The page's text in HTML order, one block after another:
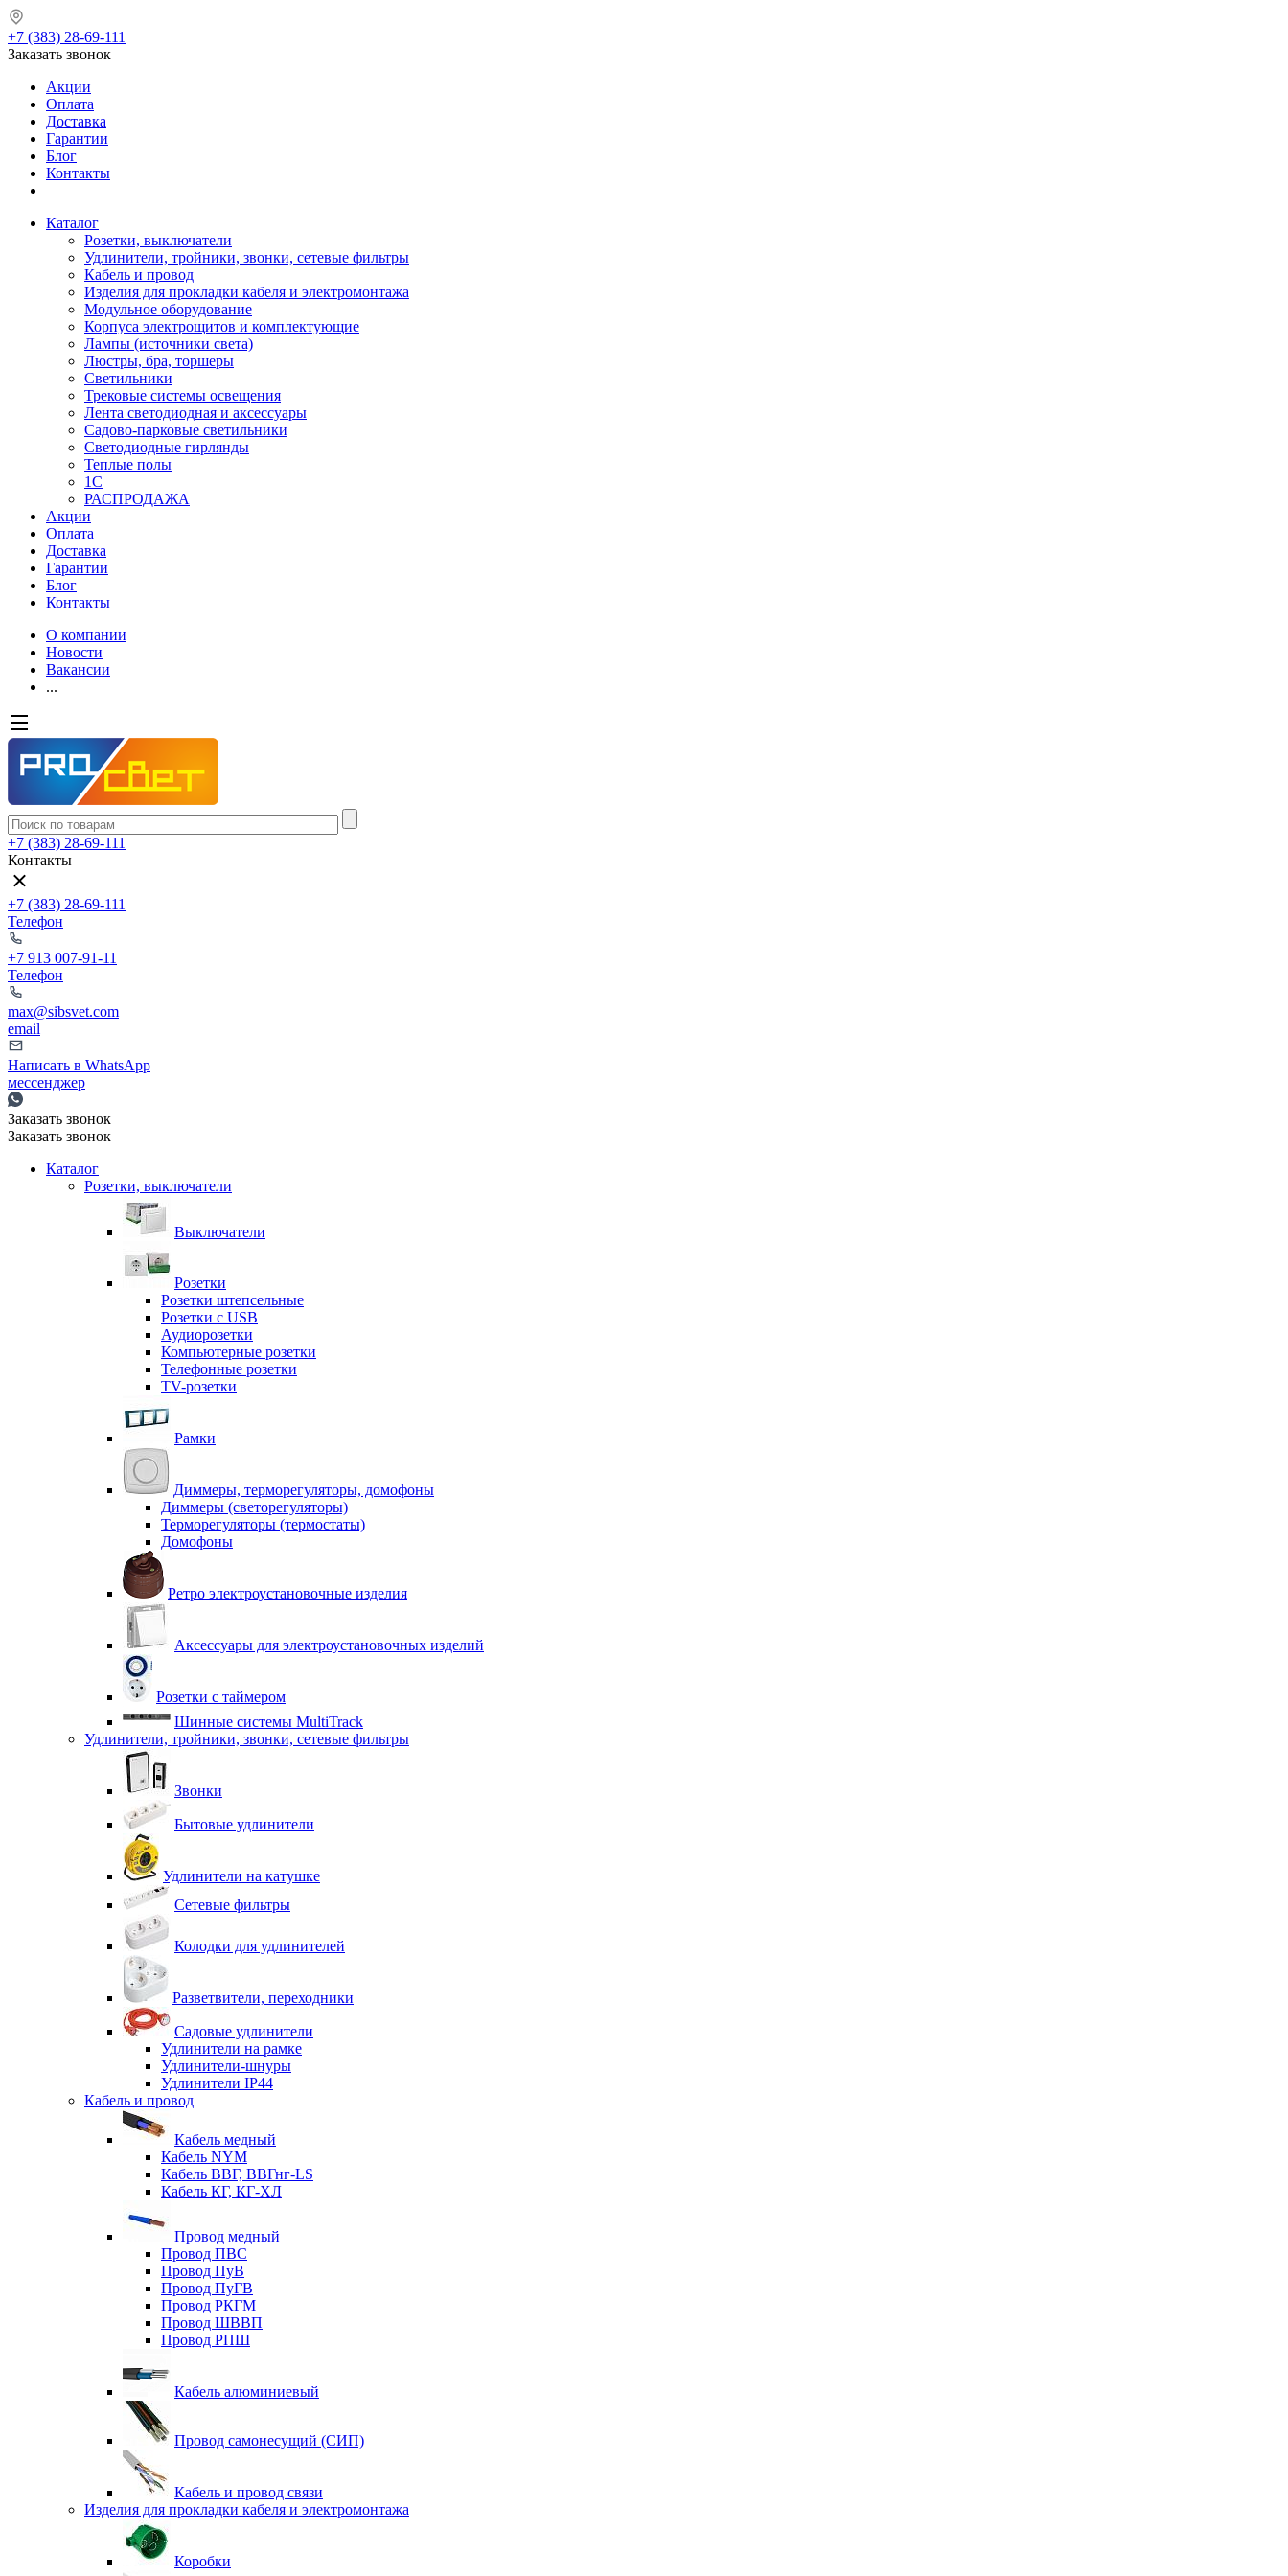
+7 (383) 28-69-111
Заказать звонок
Акции
Оплата
Доставка
Гарантии
Блог
Контакты
Каталог
Розетки, выключатели
Удлинители, тройники, звонки, сетевые фильтры
Кабель и провод
Изделия для прокладки кабеля и электромонтажа
Модульное оборудование
Корпуса электрощитов и комплектующие
Лампы (источники света)
Люстры, бра, торшеры
Светильники
Трековые системы освещения
Лента светодиодная и аксессуары
Садово-парковые светильники
Светодиодные гирлянды
Теплые полы
1С
РАСПРОДАЖА
Акции
Оплата
Доставка
Гарантии
Блог
Контакты
О компании
Новости
Вакансии
...
+7 (383) 28-69-111
Контакты
+7 (383) 28-69-111
Телефон
+7 913 007-91-11
Телефон
max@sibsvet.com
email
Написать в WhatsApp
мессенджер
Заказать звонок
Заказать звонок
Каталог
Розетки, выключатели
Выключатели
Розетки
Розетки штепсельные
Розетки с USB
Аудиорозетки
Компьютерные розетки
Телефонные розетки
TV-розетки
Рамки
Диммеры, терморегуляторы, домофоны
Диммеры (светорегуляторы)
Терморегуляторы (термостаты)
Домофоны
Ретро электроустановочные изделия
Аксессуары для электроустановочных изделий
Розетки с таймером
Шинные системы MultiTrack
Удлинители, тройники, звонки, сетевые фильтры
Звонки
Бытовые удлинители
Удлинители на катушке
Сетевые фильтры
Колодки для удлинителей
Разветвители, переходники
Садовые удлинители
Удлинители на рамке
Удлинители-шнуры
Удлинители IP44
Кабель и провод
Кабель медный
Кабель NYM
Кабель ВВГ, ВВГнг-LS
Кабель КГ, КГ-ХЛ
Провод медный
Провод ПВС
Провод ПуВ
Провод ПуГВ
Провод РКГМ
Провод ШВВП
Провод РПШ
Кабель алюминиевый
Провод самонесущий (СИП)
Кабель и провод связи
Изделия для прокладки кабеля и электромонтажа
Коробки